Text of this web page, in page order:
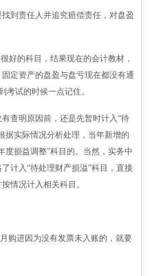
责任人并追究赔偿责任，对盘盈
的科目，结果现在的会计教材，
定资产的盘盈与盘亏现在都没有通
考试的时候一点记住。
明原因前，还是先暂时计入“待
据实际情况分析处理，当年新增的
度损益调整”科目的。当然，实务中
计入“待处理财产损溢”科目，直接
情况计入相关科目。
进因为没有发票未入账的，就要